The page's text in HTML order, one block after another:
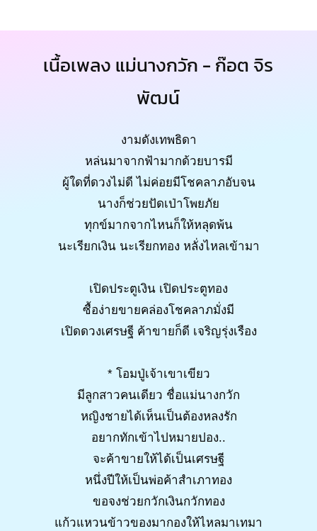
เนื้อเพลง แม่นางกวัก - ก๊อต จิร
พัฒน์
งามดังเทพธิดา
หล่นมาจากฟ้ามากด้วยบารมี
ผู้ใดที่ดวงไม่ดี ไม่ค่อยมีโชคลาภอับจน
นางก็ช่วยปัดเป่าโพยภัย
ทุกข์มากจากไหนก็ให้หลุดพ้น
นะเรียกเงิน นะเรียกทอง หลั่งไหลเข้ามา
เปิดประตูเงิน เปิดประตูทอง
ซื้อง่ายขายคล่องโชคลาภมั่งมี
เปิดดวงเศรษฐี ค้าขายก็ดี เจริญรุ่งเรือง
* โอมปู่เจ้าเขาเขียว
มีลูกสาวคนเดียว ชื่อแม่นางกวัก
หญิงชายได้เห็นเป็นต้องหลงรัก
อยากทักเข้าไปหมายปอง..
จะค้าขายให้ได้เป็นเศรษฐี
หนึ่งปีให้เป็นพ่อค้าสำเภาทอง
ขอจงช่วยกวักเงินกวักทอง
แก้วแหวนข้าวของมากองให้ไหลมาเทมา